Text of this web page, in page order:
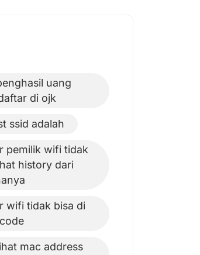
uang
di ojk
ssid adalah
pemilik wifi tidak
history dari
wifi tidak bisa di
mac address